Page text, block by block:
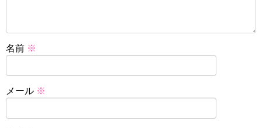
名前 ※
メール ※